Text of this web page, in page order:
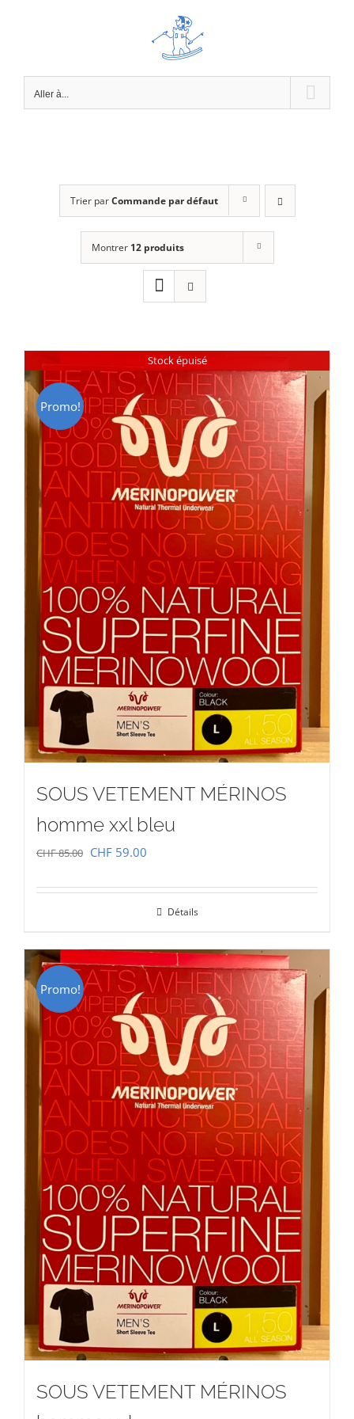
Aller à...
Trier parCommande par défaut
Montrer 12 produits
Stock épuisé
Promo!
SOUS VETEMENT MÉRINOS
homme xxl bleu
CHF85.00 Le
initial
CHF 85.00.
CHF 59.00
actuel
CHF 59.00.
Détails
Promo!
SOUS VETEMENT MÉRINOS